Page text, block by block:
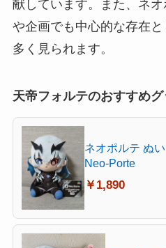
献しています。また、ネ
や企画でも中心的な存在
多く見られます。
天帝フォルテのおすすめグ
ネオポルテ ぬ
Neo-Porte
￥1,890